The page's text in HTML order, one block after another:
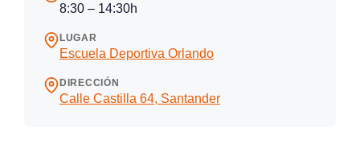
8:30 – 14:30h
LUGAR
Escuela Deportiva Orlando
DIRECCIÓN
Calle Castilla 64, Santander